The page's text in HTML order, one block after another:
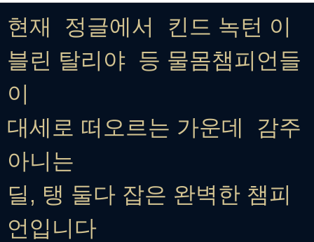
현재 정글에서 킨드 녹턴 이
블린 탈리야 등 물몸챔피언들
이
대세로 떠오르는 가운데 감주
아니는
딜, 탱 둘다 잡은 완벽한 챔피
언입니다